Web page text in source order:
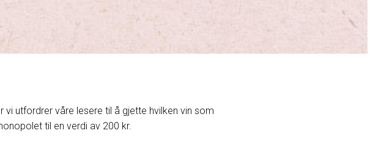
vi utfordrer våre lesere til å gjette hvilken vin som
til en verdi av 200 kr.